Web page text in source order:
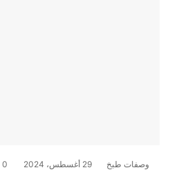
وصفات طبخ 29 أغسطس، 2024 0